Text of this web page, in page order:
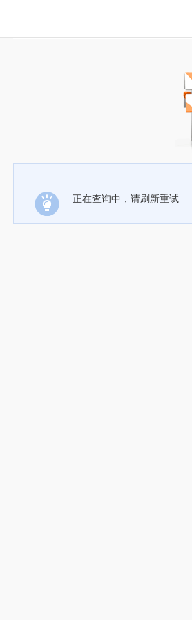
正在查询中，请刷新重试